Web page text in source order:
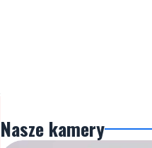
Nasze kamery